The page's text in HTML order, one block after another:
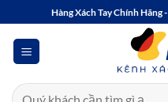
qua
dung
Hàng Xách Tay Chính
Tìm